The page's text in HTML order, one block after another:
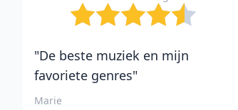
"De beste muziek en mijn
favoriete genres"
Marie